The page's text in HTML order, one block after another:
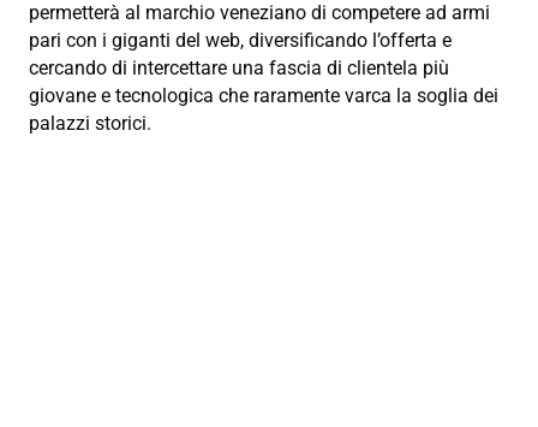
permetterà al marchio veneziano di competere ad armi
pari con i giganti del web, diversificando l’offerta e
cercando di intercettare una fascia di clientela più
giovane e tecnologica che raramente varca la soglia dei
palazzi storici.